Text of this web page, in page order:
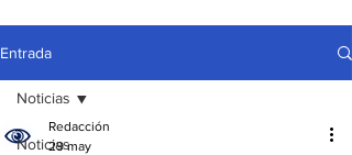
Entrada
Noticias
Noticias
Redacción
29 may